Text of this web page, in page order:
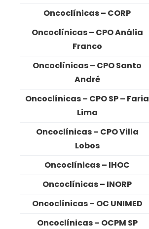
Oncoclínicas – CORP
Oncoclínicas – CPO Anália
Franco
Oncoclínicas – CPO Santo
André
Oncoclínicas – CPO SP – Faria
Lima
Oncoclínicas – CPO Villa
Lobos
Oncoclínicas – IHOC
Oncoclínicas – INORP
Oncoclínicas – OC UNIMED
Oncoclínicas – OCPM SP